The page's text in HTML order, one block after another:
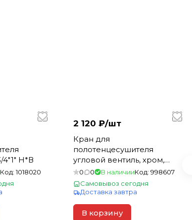
4"1" Н*В
Код:1018020
2 120 ₽/шт
Кран для
полотенцесушителя
угловой вентиль, хром,
1"3/4" В*В
0 0 В наличииКод: 998607
Самовывоз сегодня
Доставка завтра
В корзину